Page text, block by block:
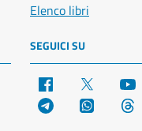
Elenco libri
SEGUICI SU
Facebook
Telegram WhatsApp